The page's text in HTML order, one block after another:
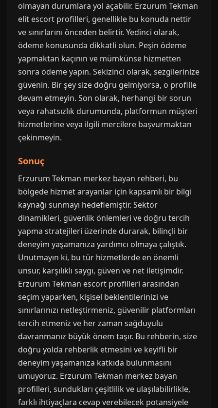
olmayan durumlara yol açabilir. Erzurum Tekman
elit escort profilleri, genellikle bu konuda nettir
ve sınırlarını önceden belirtir. Yedinci olarak,
ödeme konusunda dikkatli olun. Peşin ödeme
yapmaktan kaçının ve mümkünse hizmetten
sonra ödeme yapın. Sekizinci olarak, sezgilerinize
güvenin. Bir şey size doğru gelmiyorsa, o profille
devam etmeyin. Son olarak, herhangi bir sorun
veya rahatsızlık durumunda, platformun müşteri
hizmetlerine veya ilgili mercilere başvurmaktan
çekinmeyin.
Sonuç
Erzurum Tekman merkez bayan rehberi, bu
bölgede hizmet arayanlar için kapsamlı bir bilgi
kaynağı sunmayı hedeflemiştir. Sektör
dinamikleri, güvenlik önlemleri ve doğru tercih
yapma stratejileri üzerinde durarak, bilinçli bir
deneyim yaşamanıza yardımcı olmaya çalıştık.
Unutmayın ki, bu tür hizmetlerde en önemli
unsur, karşılıklı saygı, güven ve net iletişimdir.
Erzurum Tekman escort profilleri arasından
seçim yaparken, kişisel beklentilerinizi ve
sınırlarınızı netleştirmeniz, güvenilir platformları
tercih etmeniz ve her zaman sağduyulu
davranmanız büyük önem taşır. Bu rehberin, size
doğru yolda rehberlik etmesini ve keyifli bir
deneyim yaşamanıza katkıda bulunmasını
umuyoruz. Erzurum Tekman merkez bayan
profilleri, sundukları çeşitlilik ve ulaşılabilirlikle,
farklı ihtiyaçlara cevap verebilecek potansiyele